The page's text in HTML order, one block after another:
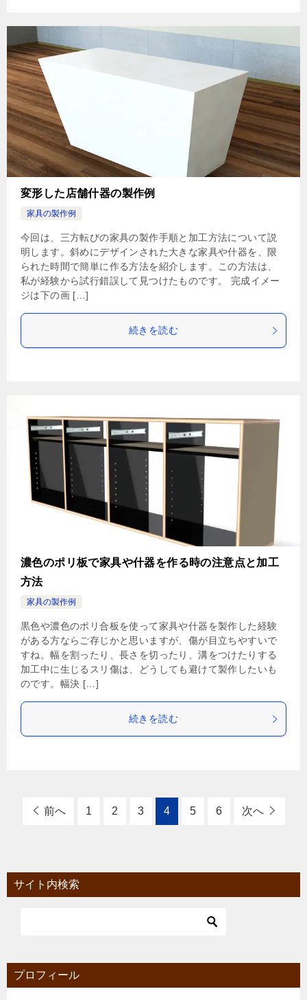
変形した店舗什器の製作例
家具の製作例
今回は、三方転びの家具の製作手順と加工方法について説
明します。斜めにデザインされた大きな家具や什器を、限
られた時間で簡単に作る方法を紹介します。この方法は、
私が経験から試行錯誤して見つけたものです。 完成イメー
ジは下の画 […]
続きを読む
濃色のポリ板で家具や什器を作る時の注意点と加工
方法
家具の製作例
黒色や濃色のポリ合板を使って家具や什器を製作した経験
がある方ならご存じかと思いますが、傷が目立ちやすいで
すね。幅を割ったり、長さを切ったり、溝をつけたりする
加工中に生じるスリ傷は、どうしても避けて製作したいも
のです。幅決 […]
続きを読む
前へ 1 2 3 4 5 6 次へ
サイト内検索
プロフィール